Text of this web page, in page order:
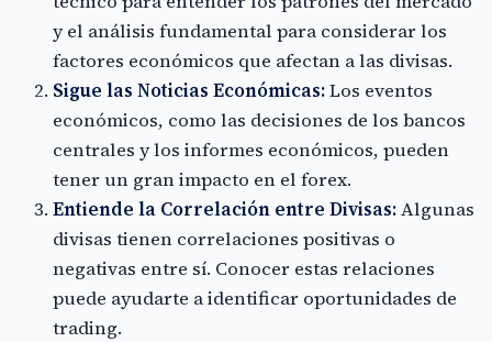
y el análisis fundamental para considerar los
factores económicos que afectan a las divisas.
Sigue las Noticias Económicas:Los eventos
económicos, como las decisiones de los bancos
centrales y los informes económicos, pueden
tener un gran impacto en el forex.
Entiende la Correlación entre Divisas:Algunas
divisas tienen correlaciones positivas o
negativas entre sí. Conocer estas relaciones
puede ayudarte a identificar oportunidades de
trading.